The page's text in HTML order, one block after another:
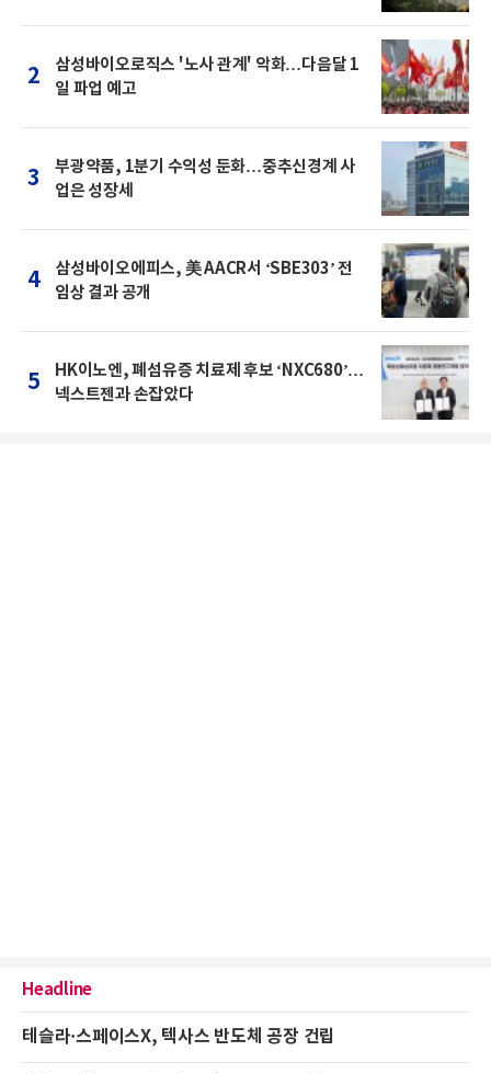
2
삼성바이오로직스 '노사 관계' 악화…다음달 1
일 파업 예고
3
부광약품, 1분기 수익성 둔화…중추신경계 사
업은 성장세
4
삼성바이오에피스, 美 AACR서 ‘SBE303’ 전
임상 결과 공개
5
HK이노엔, 폐섬유증 치료제 후보 ‘NXC680’…
넥스트젠과 손잡았다
Headline
테슬라·스페이스X, 텍사스 반도체 공장 건립